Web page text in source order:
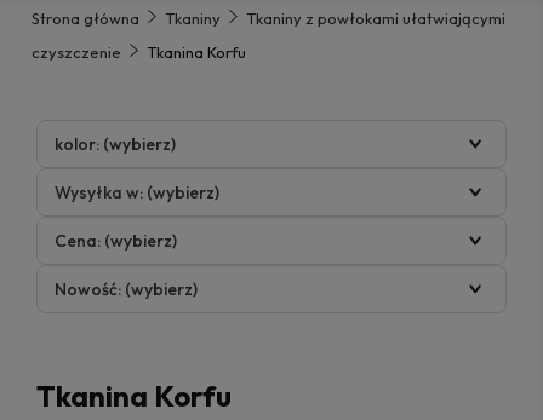
Strona główna Tkaniny
Tkaniny z powłokami ułatwiającymi
czyszczenie
Tkanina Korfu
kolor: (wybierz)
Wysyłka w: (wybierz)
Cena: (wybierz)
Nowość: (wybierz)
Tkanina Korfu